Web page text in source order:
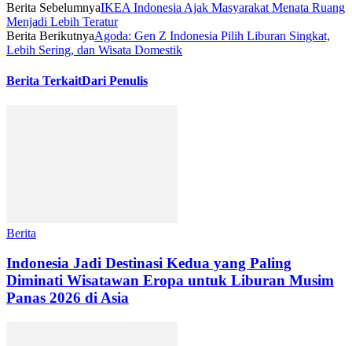
Berita SebelumnyaIKEA Indonesia Ajak Masyarakat Menata Ruang
Menjadi Lebih Teratur
Berita BerikutnyaAgoda: Gen Z Indonesia Pilih Liburan Singkat,
Lebih Sering, dan Wisata Domestik
Berita TerkaitDari Penulis
Berita
Indonesia Jadi Destinasi Kedua yang Paling
Diminati Wisatawan Eropa untuk Liburan Musim
Panas 2026 di Asia